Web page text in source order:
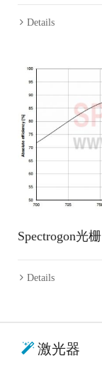
Details
Spectrogon光栅
Details
激光器